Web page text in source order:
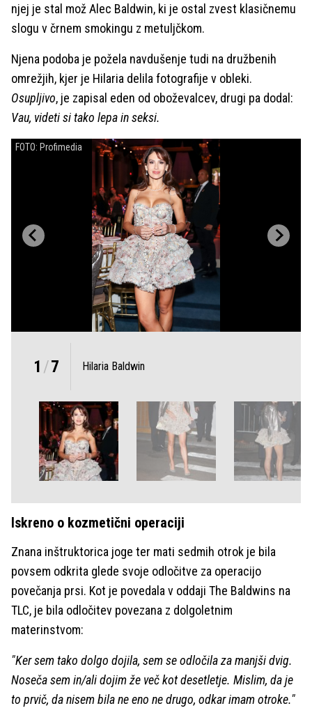
njej je stal mož Alec Baldwin, ki je ostal zvest klasičnemu
slogu v črnem smokingu z metuljčkom.
Njena podoba je požela navdušenje tudi na družbenih
omrežjih, kjer je Hilaria delila fotografije v obleki.
Osupljivo, je zapisal eden od oboževalcev, drugi pa dodal:
Vau, videti si tako lepa in seksi.
FOTO: Profimedia
1 /7 Hilaria Baldwin
Iskreno o kozmetični operaciji
Znana inštruktorica joge ter mati sedmih otrok je bila
povsem odkrita glede svoje odločitve za operacijo
povečanja prsi. Kot je povedala v oddaji The Baldwins na
TLC, je bila odločitev povezana z dolgoletnim
materinstvom:
"Ker sem tako dolgo dojila, sem se odločila za manjši dvig.
Noseča sem in/ali dojim že več kot desetletje. Mislim, da je
to prvič, da nisem bila ne eno ne drugo, odkar imam otroke."